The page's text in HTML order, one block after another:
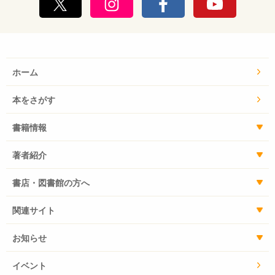
ホーム
本をさがす
書籍情報
著者紹介
書店・図書館の方へ
関連サイト
お知らせ
イベント